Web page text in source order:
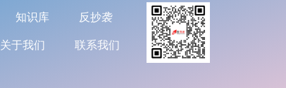
知识库 反抄袭
关于我们 联系我们